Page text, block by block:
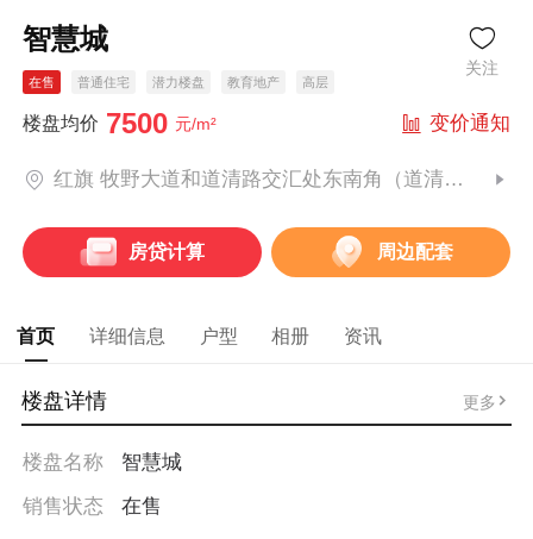
智慧城
在售 普通住宅 潜力楼盘 教育地产 高层
楼盘均价 7500 元/m² 变价通知
红旗 牧野大道和道清路交汇处东南角（道清路小学东邻）
房贷计算 周边配套
关注
首页 详细信息 户型 相册 资讯
楼盘详情 更多
楼盘名称
智慧城
销售状态
在售